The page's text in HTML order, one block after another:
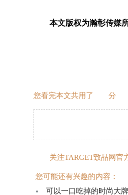
本文版权为瀚彰传媒
您看完本文共用了 分
关注TARGET致品网官方
您可能还有兴趣的内容：
可以一口吃掉的时尚大牌